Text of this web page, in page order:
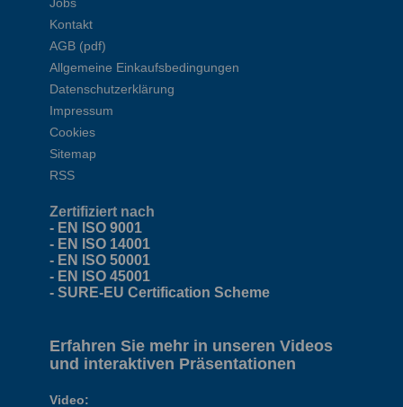
Jobs
Kontakt
AGB (pdf)
Allgemeine Einkaufsbedingungen
Datenschutzerklärung
Impressum
Cookies
Sitemap
RSS
Zertifiziert nach
- EN ISO 9001
- EN ISO 14001
- EN ISO 50001
- EN ISO 45001
- SURE-EU Certification Scheme
Erfahren Sie mehr in unseren Videos
und interaktiven Präsentationen
Video: